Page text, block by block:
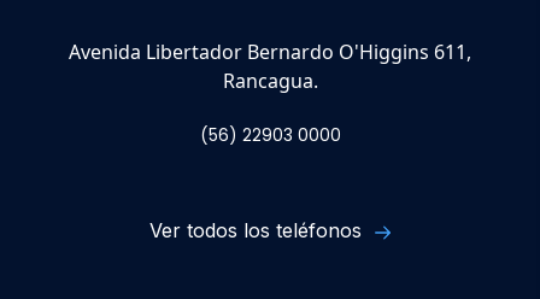
Avenida Libertador Bernardo O'Higgins 611,
Rancagua.
(56) 22903 0000
Ver todos los teléfonos